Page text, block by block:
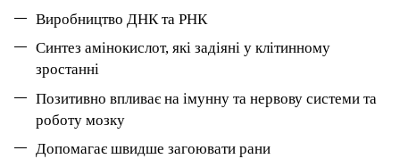
Виробництво ДНК та РНК
Синтез амінокислот, які задіяні у клітинному
зростанні
Позитивно впливає на імунну та нервову системи та
роботу мозку
Допомагає швидше загоювати рани